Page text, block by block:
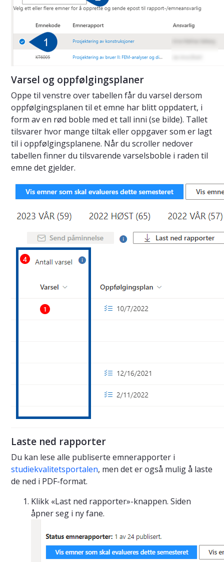
Varsel og oppfølgingsplaner
Oppe til venstre over tabellen får du varsel dersom
oppfølgingsplanen til et emne har blitt oppdatert, i
form av en rød boble med et tall inni (se bilde). Tallet
tilsvarer hvor mange tiltak eller oppgaver som er lagt
til i oppfølgingsplanene. Når du scroller nedover
tabellen finner du tilsvarende varselsboble i raden til
emne det gjelder.
Laste ned rapporter
Du kan lese alle publiserte emnerapporter i
studiekvalitetsportalen, men det er også mulig å laste
de ned i PDF-format.
Klikk «Last ned rapporter»-knappen. Siden
åpner seg i ny fane.